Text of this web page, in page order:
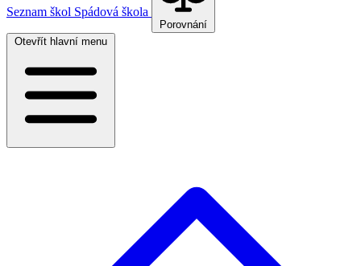
Seznam škol Spádová škola
Porovnání
Otevřít hlavní menu